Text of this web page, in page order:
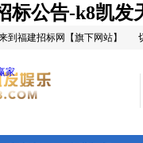
标公告-k8凯发
到福建招标网【旗下网站】
家